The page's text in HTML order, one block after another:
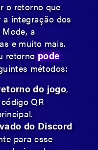
o retorno que
a integração dos
a
e muito mais.
retornopode
métodos:
do jogo,
QR
do Discord
para esse